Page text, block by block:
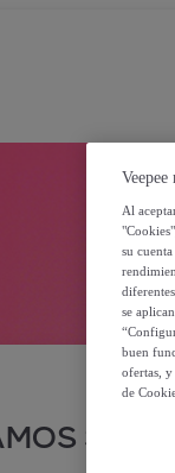
Veepee
Al
su
se
buen
ofertas, y
de